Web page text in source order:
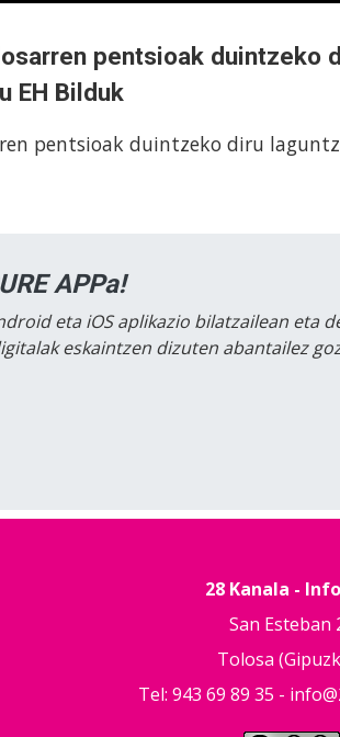
pentsioak duintzeko
EH Bilduk
pentsioak duintzeko diru
APPa!
eta iOS aplikazio bilatzailean eta
eskaintzen dizuten abantailez
28 Kanala -
San Esteban
Tolosa
Tel: 943 69 89 35 -